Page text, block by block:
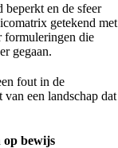
en de sfeer
getekend met
formuleringen die
gegaan.
fout in de
een landschap dat
op bewijs